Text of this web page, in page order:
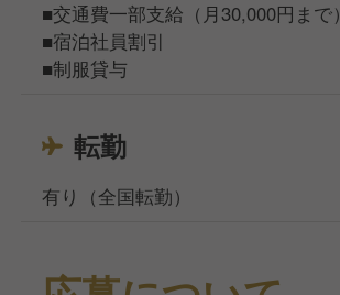
■交通費一部支給（月30,000円まで）
■宿泊社員割引
■制服貸与
転勤
有り（全国転勤）